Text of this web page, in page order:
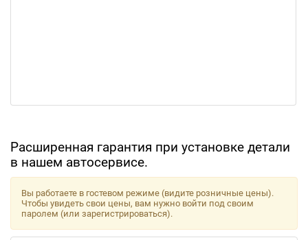
Расширенная гарантия при установке детали
в нашем автосервисе.
Вы работаете в гостевом режиме (видите розничные цены).
Чтобы увидеть свои цены, вам нужно войти под своим
паролем (или зарегистрироваться).